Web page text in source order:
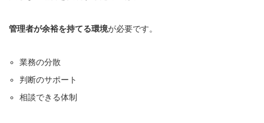
管理者が余裕を持てる環境が必要です。
業務の分散
判断のサポート
相談できる体制